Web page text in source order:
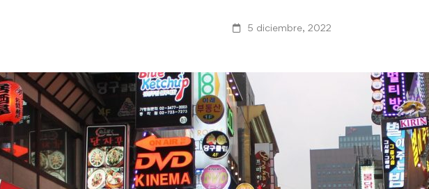
5 diciembre, 2022